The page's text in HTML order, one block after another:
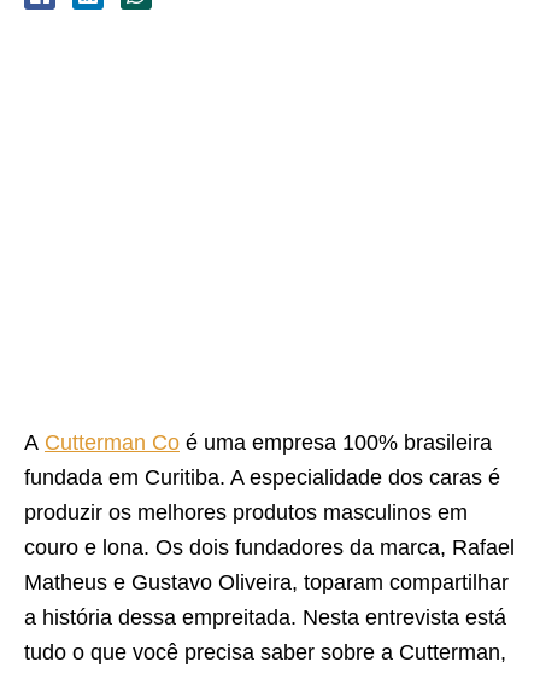
A Cutterman Co é uma empresa 100% brasileira
fundada em Curitiba. A especialidade dos caras é
produzir os melhores produtos masculinos em
couro e lona. Os dois fundadores da marca, Rafael
Matheus e Gustavo Oliveira, toparam compartilhar
a história dessa empreitada. Nesta entrevista está
tudo o que você precisa saber sobre a Cutterman,